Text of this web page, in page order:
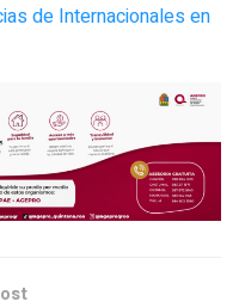
de Internacionales en